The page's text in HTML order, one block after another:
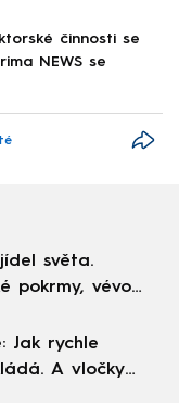
činnosti se
NEWS se
světa.
pokrmy, vévodí
Jak rychle
A vločky